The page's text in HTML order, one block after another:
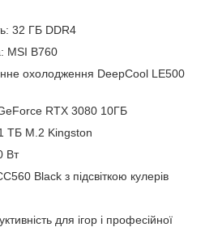
32 ГБ DDR4
MSI B760
охолодження DeepCool LE500
RTX 3080 10ГБ
ТБ M.2 Kingston
Вт
Black з підсвіткою кулерів
для ігор і професійної